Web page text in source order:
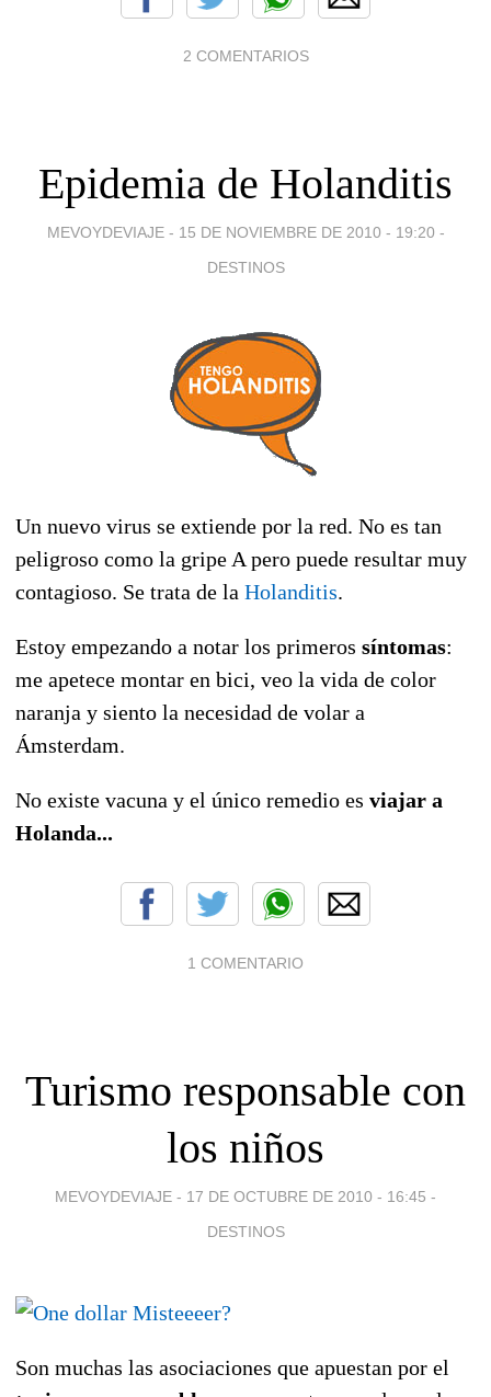
2 COMENTARIOS
Epidemia de Holanditis
MEVOYDEVIAJE - 15 DE NOVIEMBRE DE 2010 - 19:20 -
DESTINOS
Un nuevo virus se extiende por la red. No es tan
peligroso como la gripe A pero puede resultar muy
contagioso. Se trata de la Holanditis.
Estoy empezando a notar los primeros síntomas:
me apetece montar en bici, veo la vida de color
naranja y siento la necesidad de volar a
Ámsterdam.
No existe vacuna y el único remedio es viajar a
Holanda...
1 COMENTARIO
Turismo responsable con
los niños
MEVOYDEVIAJE - 17 DE OCTUBRE DE 2010 - 16:45 -
DESTINOS
Son muchas las asociaciones que apuestan por el